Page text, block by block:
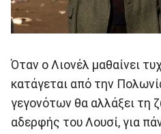
Όταν ο Λιονέλ μαθαίνει
κατάγεται από την
γεγονότων θα αλλάξει τη
αδερφής του Λουσί, για